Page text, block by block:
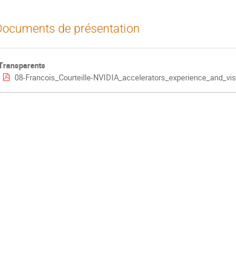
de présentation
08-Francois_Courteille-